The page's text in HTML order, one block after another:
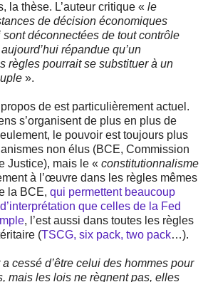
la thèse. L’auteur critique « le
de décision économiques
déconnectées de tout contrôle
répandue qu’un
règles pourrait se substituer à un
».
de est particulièrement actuel.
s’organisent de plus en plus de
le pouvoir est toujours plus
non élus (BCE, Commission
Justice), mais le « constitutionnalisme
à l’œuvre dans les règles mêmes
la BCE, qui permettent beaucoup
que celles de la Fed
, l’est aussi dans toutes les règles
(TSCG, six pack, two pack…).
cessé d’être celui des hommes pour
mais les lois ne règnent pas, elles